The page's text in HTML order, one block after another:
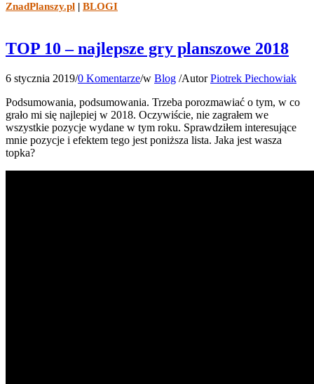
ZnadPlanszy.pl | BLOGI
TOP 10 – najlepsze gry planszowe 2018
6 stycznia 2019/0 Komentarze/w Blog /AutorPiotrek Piechowiak
Podsumowania, podsumowania. Trzeba porozmawiać o tym, w co
grało mi się najlepiej w 2018. Oczywiście, nie zagrałem we
wszystkie pozycje wydane w tym roku. Sprawdziłem interesujące
mnie pozycje i efektem tego jest poniższa lista. Jaka jest wasza
topka?